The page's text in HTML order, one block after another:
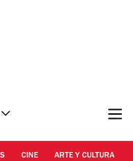
CINE ARTE Y CULTURA